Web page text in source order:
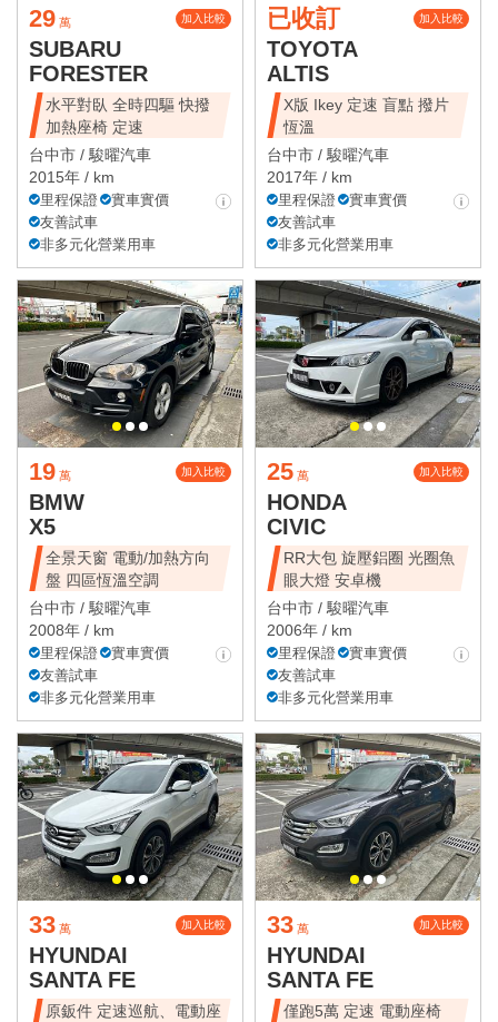
29 萬 加入比較
SUBARU
FORESTER
水平對臥 全時四驅 快撥
加熱座椅 定速
台中市 / 駿曜汽車
2015年 / km
里程保證
實車實價
友善試車
非多元化營業用車
已收訂 加入比較
TOYOTA
ALTIS
X版 Ikey 定速 盲點 撥片
恆溫
台中市 / 駿曜汽車
2017年 / km
里程保證
實車實價
友善試車
非多元化營業用車
19 萬 加入比較
BMW
X5
全景天窗 電動/加熱方向
盤 四區恆溫空調
台中市 / 駿曜汽車
2008年 / km
里程保證
實車實價
友善試車
非多元化營業用車
25 萬 加入比較
HONDA
CIVIC
RR大包 旋壓鋁圈 光圈魚
眼大燈 安卓機
台中市 / 駿曜汽車
2006年 / km
里程保證
實車實價
友善試車
非多元化營業用車
33 萬 加入比較
HYUNDAI
SANTA FE
原鈑件 定速巡航、電動座
33 萬 加入比較
HYUNDAI
SANTA FE
僅跑5萬 定速 電動座椅